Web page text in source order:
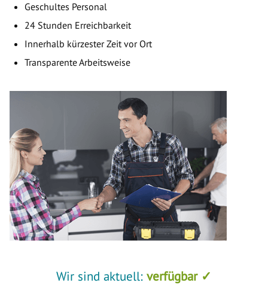
Geschultes Personal
24 Stunden Erreichbarkeit
Innerhalb kürzester Zeit vor Ort
Transparente Arbeitsweise
Wir sind aktuell: verfügbar ✓